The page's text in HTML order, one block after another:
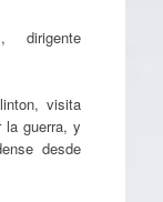
dirigente
visita
la guerra, y
desde